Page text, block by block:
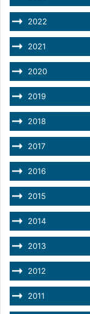
2022
2021
2020
2019
2018
2017
2016
2015
2014
2013
2012
2011